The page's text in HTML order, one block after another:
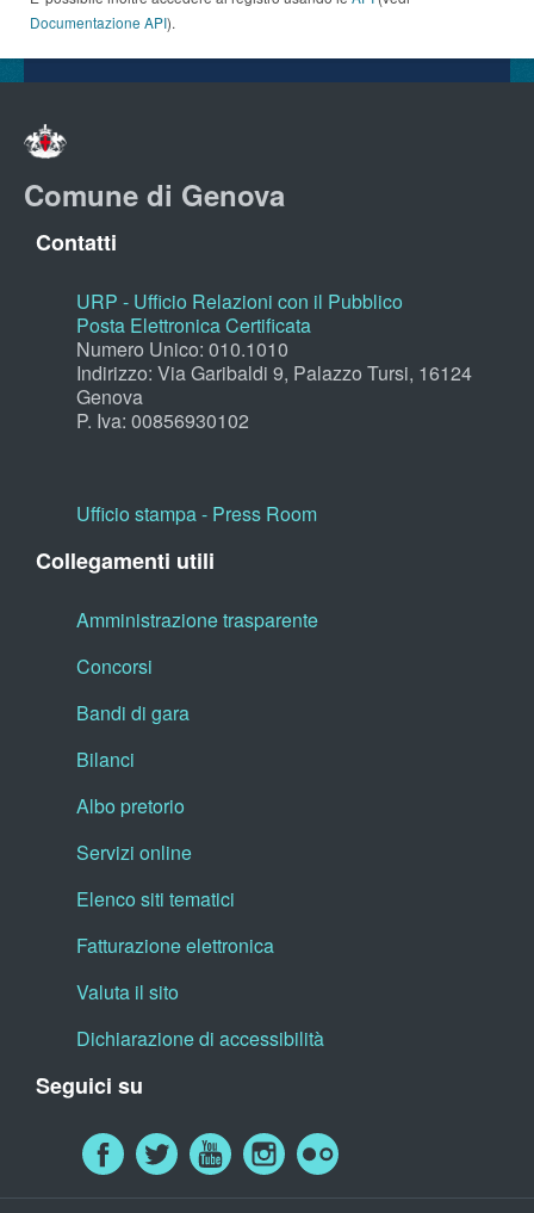
Documentazione API).
Comune di Genova
Contatti
URP - Ufficio Relazioni con il Pubblico
Posta Elettronica Certificata
Numero Unico: 010.1010
Indirizzo: Via Garibaldi 9, Palazzo Tursi, 16124
Genova
P. Iva: 00856930102
Ufficio stampa - Press Room
Collegamenti utili
Amministrazione trasparente
Concorsi
Bandi di gara
Bilanci
Albo pretorio
Servizi online
Elenco siti tematici
Fatturazione elettronica
Valuta il sito
Dichiarazione di accessibilità
Seguici su